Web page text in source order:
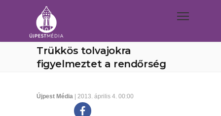
Trükkös tolvajokra
figyelmeztet a rendőrség
Újpest Média | 2013. április 4. 00:00